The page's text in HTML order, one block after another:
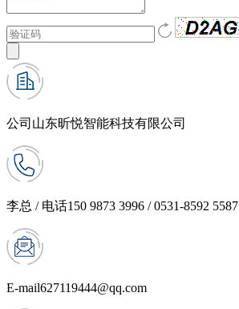
公司 山东昕悦智能科技有限公司
李总 / 电话150 9873 3996 / 0531-8592 5587
E-mail627119444@qq.com